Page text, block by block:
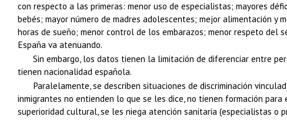
con respecto a las primeras: menor uso de especialistas; mayores
bebés; mayor número de madres adolescentes; mejor alimentación y
horas de sueño; menor control de los embarazos; menor respeto del
España va atenuando.
Sin embargo, los datos tienen la limitación de diferenciar entre
tienen nacionalidad española.
Paralelamente, se describen situaciones de discriminación
inmigrantes no entienden lo que se les dice, no tienen formación
superioridad cultural, se les niega atención sanitaria (especialistas o